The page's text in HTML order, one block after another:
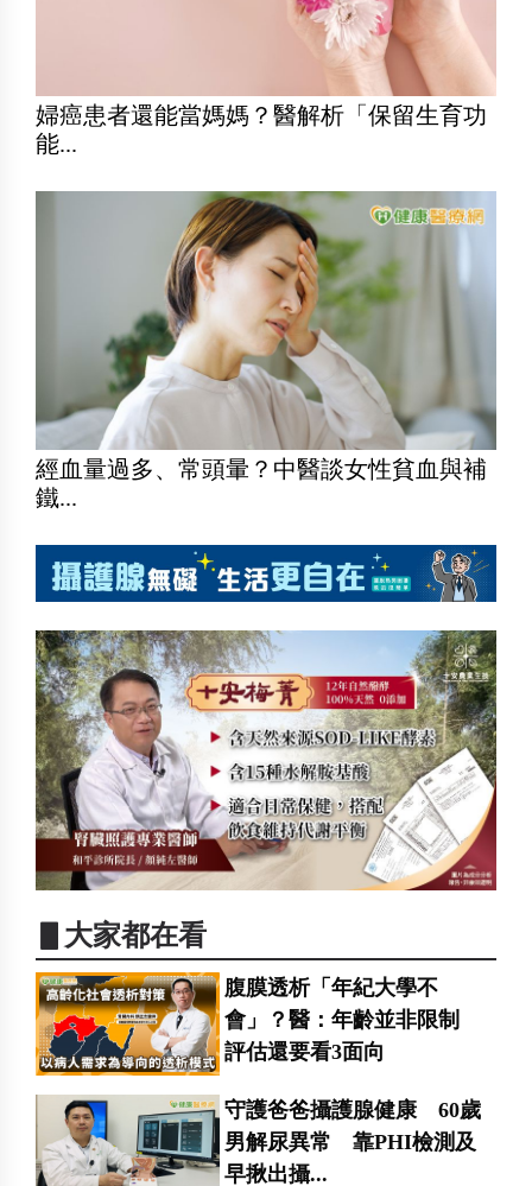
婦癌患者還能當媽媽？醫解析「保留生育功
能...
經血量過多、常頭暈？中醫談女性貧血與補
鐵...
▋大家都在看
腹膜透析「年紀大學不
會」？醫：年齡並非限制
評估還要看3面向
守護爸爸攝護腺健康 60歲
男解尿異常 靠PHI檢測及
早揪出攝...